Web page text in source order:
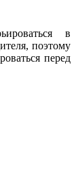
в
поэтому
перед